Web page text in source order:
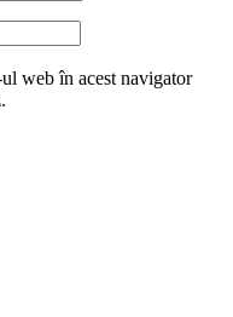
web în acest navigator